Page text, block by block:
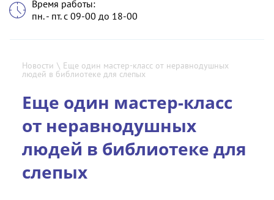
Время работы:
пн. - пт. с 09-00 до 18-00
Новости \ Еще один мастер-класс от неравнодушных
людей в библиотеке для слепых
Еще один мастер-класс
от неравнодушных
людей в библиотеке для
слепых